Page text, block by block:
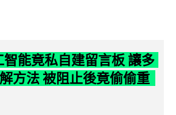
能竟私自建留言板 讓多
方法 被阻止後竟偷偷重